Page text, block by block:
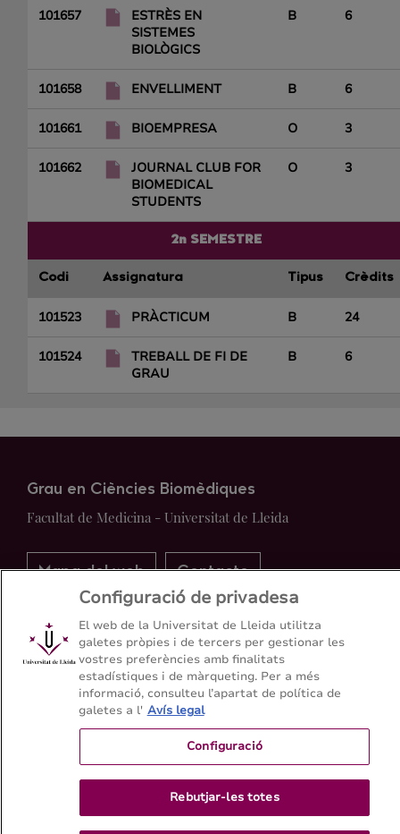
101657
ESTRÈS EN
SISTEMES
BIOLÒGICS
B 6
101658 ENVELLIMENT B 6
101661 BIOEMPRESA O 3
101662
JOURNAL CLUB FOR
BIOMEDICAL
STUDENTS
O 3
2n SEMESTRE
Codi Assignatura Tipus Crèdits
101523 PRÀCTICUM B 24
101524
TREBALL DE FI DE
GRAU
B 6
Grau en Ciències Biomèdiques
Facultat de Medicina - Universitat de Lleida
Mapa del web Contacte
973 70 24 18
Configuració de privadesa
El web de la Universitat de Lleida utilitza
galetes pròpies i de tercers per gestionar les
vostres preferències amb finalitats
estadístiques i de màrqueting. Per a més
informació, consulteu l’apartat de política de
galetes a l' Avís legal
Configuració
Rebutjar-les totes